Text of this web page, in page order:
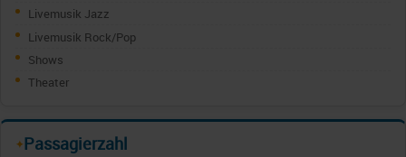
Livemusik Jazz
Livemusik Rock/Pop
Shows
Theater
✦Passagierzahl